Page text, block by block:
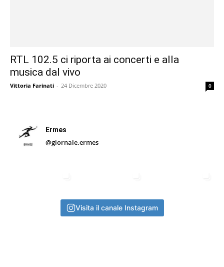
RTL 102.5 ci riporta ai concerti e alla
musica dal vivo
Vittoria Farinati - 24 Dicembre 2020 0
Ermes
@giornale.ermes
Visita il canale Instagram